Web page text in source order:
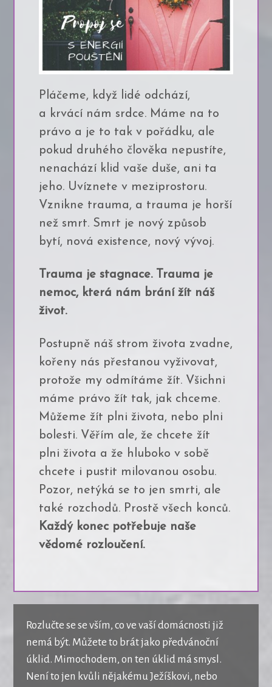
Pláčeme, když lidé odchází,
a krvácí nám srdce. Máme na to
právo a je to tak v pořádku, ale
pokud druhého člověka nepustíte,
nenachází klid vaše duše, ani ta
jeho. Uvíznete v meziprostoru.
Vznikne trauma, a trauma je horší
než smrt. Smrt je nový způsob
bytí, nová existence, nový vývoj.
Trauma je stagnace. Trauma je
nemoc, která nám brání žít náš
život.
Postupně náš strom života zvadne,
kořeny nás přestanou vyživovat,
protože my odmítáme žít. Všichni
máme právo žít tak, jak chceme.
Můžeme žít plni života, nebo plni
bolesti. Věřím ale, že chcete žít
plni života a že hluboko v sobě
chcete i pustit milovanou osobu.
Pozor, netýká se to jen smrti, ale
také rozchodů. Prostě všech konců.
Každý konec potřebuje naše
vědomé rozloučení.
Rozlučte se se vším, co ve vaší domácnosti již
nemá být. Můžete to brát jako předvánoční
úklid. Mimochodem, on ten úklid má smysl.
Není to jen kvůli nějakému Ježíškovi, nebo